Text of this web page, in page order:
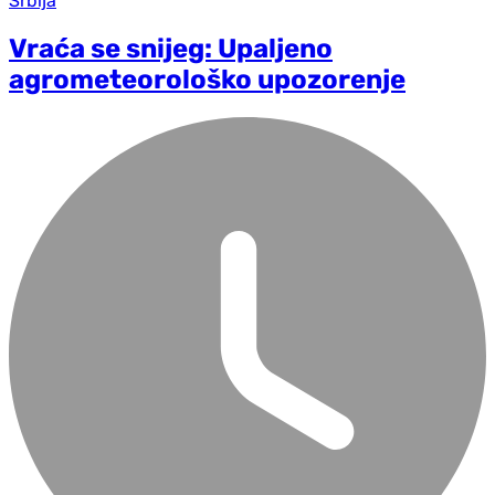
Vraća se snijeg: Upaljeno
agrometeorološko upozorenje